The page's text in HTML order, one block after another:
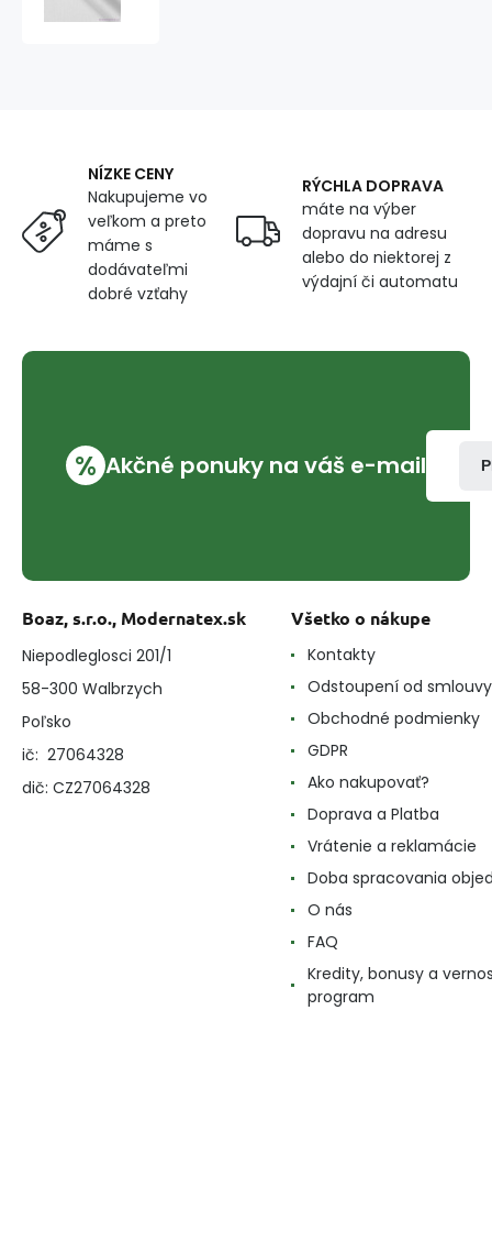
NÍZKE CENY
Nakupujeme vo
veľkom a preto
máme s
dodávateľmi
dobré vzťahy
RÝCHLA DOPRAVA
máte na výber
dopravu na adresu
alebo do niektorej z
výdajní či automatu
% Akčné ponuky na váš e-mail
Boaz, s.r.o., Modernatex.sk
Niepodleglosci 201/1
58-300 Walbrzych
Poľsko
ič: 27064328
dič: CZ27064328
Všetko o nákupe
Kontakty
Odstoupení od smlouvy
Obchodné podmienky
GDPR
Ako nakupovať?
Doprava a Platba
Vrátenie a reklamácie
Doba spracovania
O nás
FAQ
Kredity, bonusy a
program